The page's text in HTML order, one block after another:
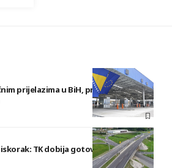
prijelazima u BiH, preporuka
TK dobija gotovo 80 kilometara